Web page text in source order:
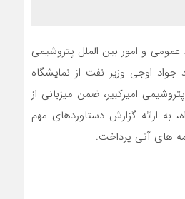
عمومی و امور بین الملل پتروشیمی
جواد اوجی وزیر نفت از نمایشگاه
امیرکبیر، ضمن میزبانی از
به ارائه گزارش دستاوردهای مهم
های آتی پرداخت.